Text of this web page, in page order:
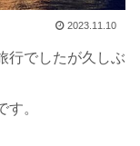
2023.11.10
行でしたが久しぶ
。